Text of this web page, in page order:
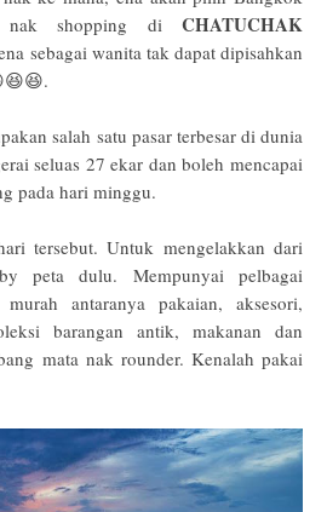
nak shopping di CHATUCHAK
sebagai wanita tak dapat dipisahkan
salah satu pasar terbesar di dunia
seluas 27 ekar dan boleh mencapai
pada hari minggu.
tersebut. Untuk mengelakkan dari
peta dulu. Mempunyai pelbagai
antaranya pakaian, aksesori,
barangan antik, makanan dan
mata nak rounder. Kenalah pakai